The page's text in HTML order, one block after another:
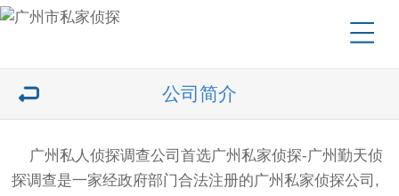
公司简介
广州私人侦探调查公司首选广州私家侦探-广州勤天侦
探调查是一家经政府部门合法注册的广州私家侦探公司,